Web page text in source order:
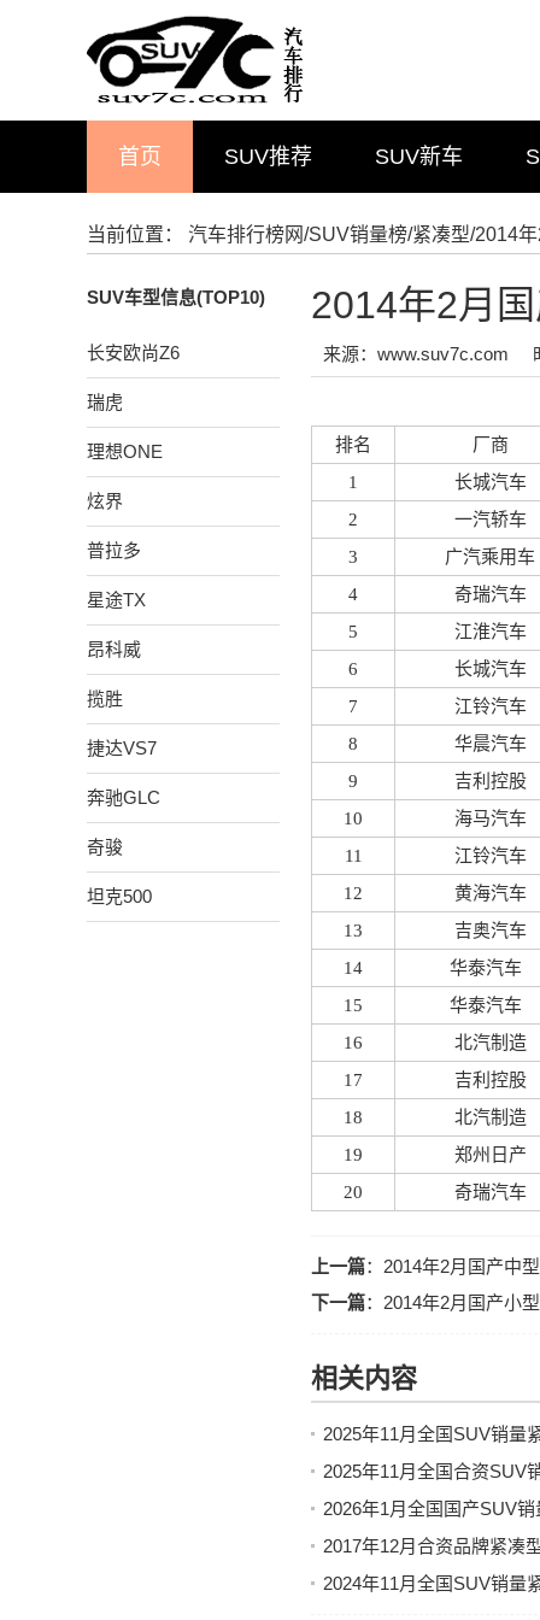
首页 SUV推荐 SUV新车
当前位置： 汽车排行榜网/SUV销量榜/紧凑型/2014
SUV车型信息(TOP10)
长安欧尚Z6
瑞虎
理想ONE
炫界
普拉多
星途TX
昂科威
揽胜
捷达VS7
奔驰GLC
奇骏
坦克500
2014年2月
来源：www.suv7c.com
排名
厂商
1
长城汽车
2
一汽轿车
3
广汽乘用车
4
奇瑞汽车
5
江淮汽车
6
长城汽车
7
江铃汽车
8
华晨汽车
9
吉利控股
10
海马汽车
11
江铃汽车
12
黄海汽车
13
吉奥汽车
14
华泰汽车
15
华泰汽车
16
北汽制造
17
吉利控股
18
北汽制造
19
郑州日产
20
奇瑞汽车
上一篇： 2014年2月国产中
下一篇： 2014年2月国产小
相关内容
2025年11月全国SUV销量
2025年11月全国合资SUV
2026年1月全国国产SUV
2017年12月合资品牌紧凑
2024年11月全国SUV销量